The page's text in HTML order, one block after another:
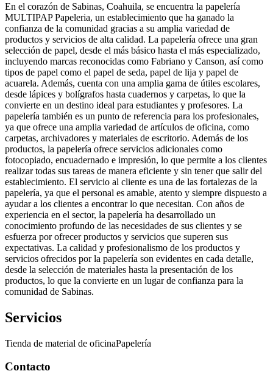
En el corazón de Sabinas, Coahuila, se encuentra la papelería
MULTIPAP Papeleria, un establecimiento que ha ganado la
confianza de la comunidad gracias a su amplia variedad de
productos y servicios de alta calidad. La papelería ofrece una gran
selección de papel, desde el más básico hasta el más especializado,
incluyendo marcas reconocidas como Fabriano y Canson, así como
tipos de papel como el papel de seda, papel de lija y papel de
acuarela. Además, cuenta con una amplia gama de útiles escolares,
desde lápices y bolígrafos hasta cuadernos y carpetas, lo que la
convierte en un destino ideal para estudiantes y profesores. La
papelería también es un punto de referencia para los profesionales,
ya que ofrece una amplia variedad de artículos de oficina, como
carpetas, archivadores y materiales de escritorio. Además de los
productos, la papelería ofrece servicios adicionales como
fotocopiado, encuadernado e impresión, lo que permite a los clientes
realizar todas sus tareas de manera eficiente y sin tener que salir del
establecimiento. El servicio al cliente es una de las fortalezas de la
papelería, ya que el personal es amable, atento y siempre dispuesto a
ayudar a los clientes a encontrar lo que necesitan. Con años de
experiencia en el sector, la papelería ha desarrollado un
conocimiento profundo de las necesidades de sus clientes y se
esfuerza por ofrecer productos y servicios que superen sus
expectativas. La calidad y profesionalismo de los productos y
servicios ofrecidos por la papelería son evidentes en cada detalle,
desde la selección de materiales hasta la presentación de los
productos, lo que la convierte en un lugar de confianza para la
comunidad de Sabinas.
Servicios
Tienda de material de oficinaPapelería
Contacto